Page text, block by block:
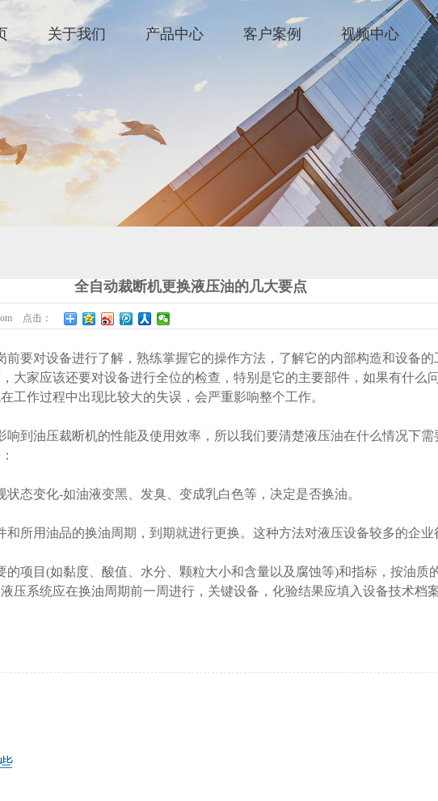
关于我们 产品中心 客户案例 视频中心
全自动裁断机更换液压油的几大要点
点击：
要对设备进行了解，熟练掌握它的操作方法，了解它的内部构造和设备
大家应该还要对设备进行全位的检查，特别是它的主要部件，如果有什么
工作过程中出现比较大的失误，会严重影响整个工作。
到油压裁断机的性能及使用效率，所以我们要清楚液压油在什么情况下需
态变化-如油液变黑、发臭、变成乳白色等，决定是否换油。
所用油品的换油周期，到期就进行更换。这种方法对液压设备较多的企业
项目(如黏度、酸值、水分、颗粒大小和含量以及腐蚀等)和指标，按油质
压系统应在换油周期前一周进行，关键设备，化验结果应填入设备技术档案